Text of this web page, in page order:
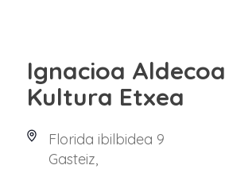
Ignacioa Aldecoa
Kultura Etxea
Florida ibilbidea 9
Gasteiz,